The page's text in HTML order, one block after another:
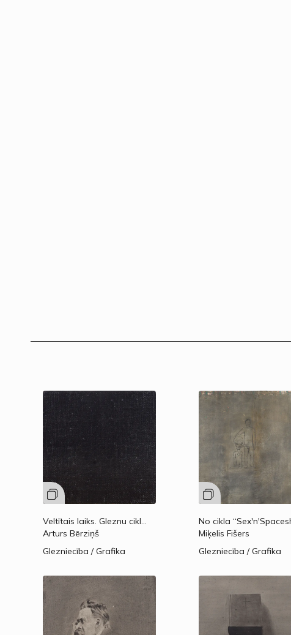
Veltītais laiks. Gleznu cikls pēc Nikolā Burjo darba “Attiecību estētika”.
Arturs Bērziņš
Glezniecība / Grafika
Miķelis Fišers
Glezniecība / Grafika